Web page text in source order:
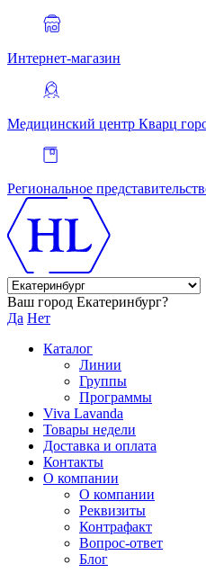
Интернет-магазин
Медицинский центр Кварц
Региональное
Ваш город Екатеринбург?
Да Нет
Каталог
Линии
Группы
Программы
Viva Lavanda
Товары недели
Доставка и оплата
Контакты
О компании
О компании
Реквизиты
Контрафакт
Вопрос-ответ
Блог